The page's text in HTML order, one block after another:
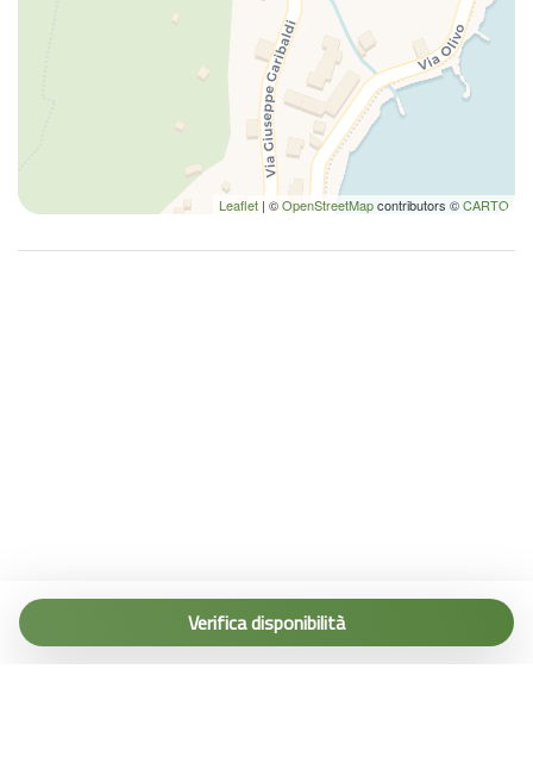
Leaflet | ©OpenStreetMapcontributors ©CARTO
Verifica disponibilità
Tel. (+39) 0187 1560067
info@terremarine.it
Scrivici su WhatsApp